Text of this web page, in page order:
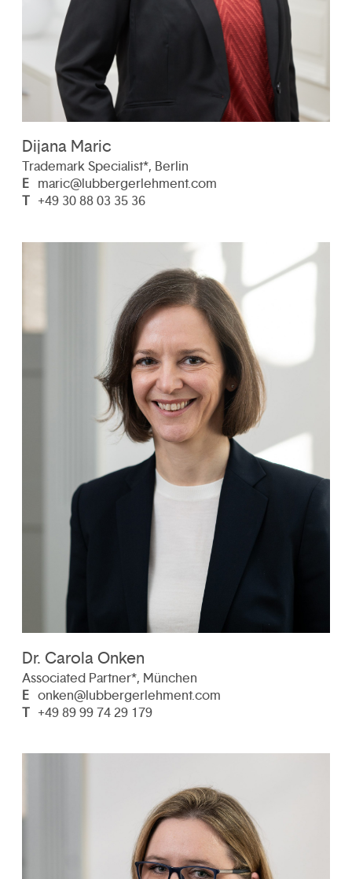
Dijana Maric
Trademark Specialist*, Berlin
E maric@lubbergerlehment.com
T +49 30 88 03 35 36
Dr. Carola Onken
Associated Partner*, München
E onken@lubbergerlehment.com
T +49 89 99 74 29 179